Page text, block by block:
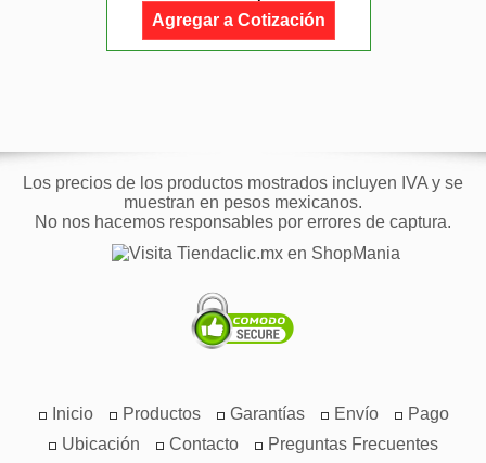
Agregar a Cotización
Los precios de los productos mostrados incluyen IVA y se
muestran en pesos mexicanos.
No nos hacemos responsables por errores de captura.
Inicio Productos Garantías Envío
Pago
Ubicación
Contacto
Preguntas Frecuentes